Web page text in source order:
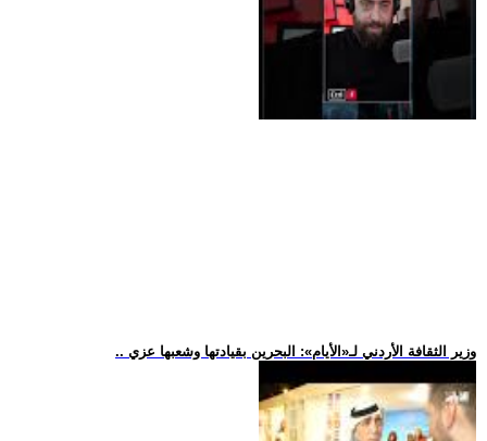
.. وزير الثقافة الأردني لـ«الأيام»: البحرين بقيادتها وشعبها عزي